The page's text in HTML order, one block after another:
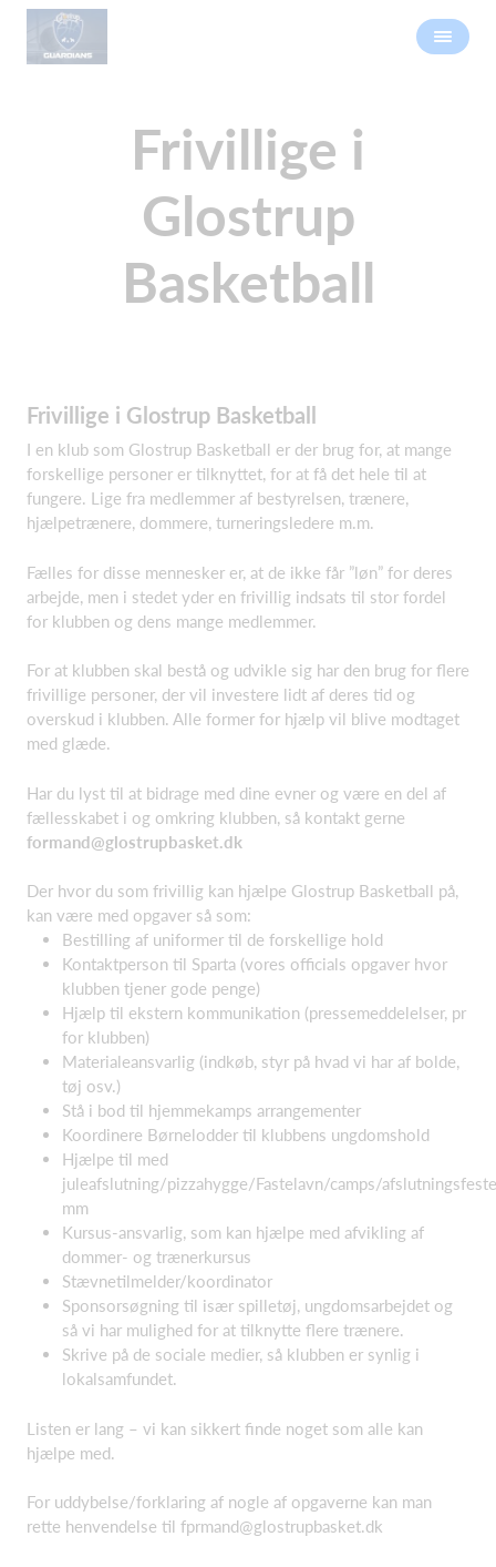
Frivillige i
Glostrup
Basketball
Frivillige i Glostrup Basketball
I en klub som Glostrup Basketball er der brug for, at mange
forskellige personer er tilknyttet, for at få det hele til at
fungere. Lige fra medlemmer af bestyrelsen, trænere,
hjælpetrænere, dommere, turneringsledere m.m.
Fælles for disse mennesker er, at de ikke får ”løn” for deres
arbejde, men i stedet yder en frivillig indsats til stor fordel
for klubben og dens mange medlemmer.
For at klubben skal bestå og udvikle sig har den brug for flere
frivillige personer, der vil investere lidt af deres tid og
overskud i klubben. Alle former for hjælp vil blive modtaget
med glæde.
Har du lyst til at bidrage med dine evner og være en del af
fællesskabet i og omkring klubben, så kontakt gerne
formand@glostrupbasket.dk
Der hvor du som frivillig kan hjælpe Glostrup Basketball på,
kan være med opgaver så som:
Bestilling af uniformer til de forskellige hold
Kontaktperson til Sparta (vores officials opgaver hvor
klubben tjener gode penge)
Hjælp til ekstern kommunikation (pressemeddelelser, pr
for klubben)
Materialeansvarlig (indkøb, styr på hvad vi har af bolde,
tøj osv.)
Stå i bod til hjemmekamps arrangementer
Koordinere Børnelodder til klubbens ungdomshold
Hjælpe til med
juleafslutning/pizzahygge/Fastelavn/camps/
mm
Kursus-ansvarlig, som kan hjælpe med afvikling af
dommer- og trænerkursus
Stævnetilmelder/koordinator
Sponsorsøgning til især spilletøj, ungdomsarbejdet og
så vi har mulighed for at tilknytte flere trænere.
Skrive på de sociale medier, så klubben er synlig i
lokalsamfundet.
Listen er lang – vi kan sikkert finde noget som alle kan
hjælpe med.
For uddybelse/forklaring af nogle af opgaverne kan man
rette henvendelse til fprmand@glostrupbasket.dk